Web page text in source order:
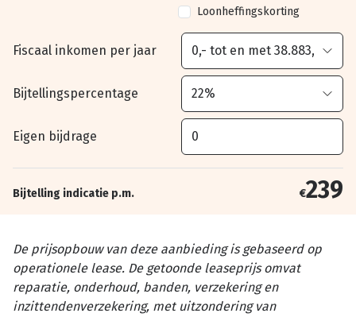
Loonheffingskorting
Fiscaal inkomen per jaar
Bijtellingspercentage
Eigen bijdrage
Bijtelling indicatie p.m. €239
De prijsopbouw van deze aanbieding is gebaseerd op
operationele lease. De getoonde leaseprijs omvat
reparatie, onderhoud, banden, verzekering en
inzittendenverzekering, met uitzondering van